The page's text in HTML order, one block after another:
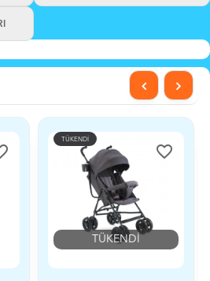
TÜKENDİ
TÜKENDİ